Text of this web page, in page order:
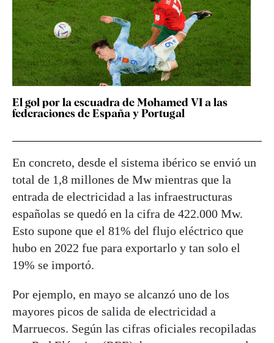
El gol por la escuadra de Mohamed VI a las
federaciones de España y Portugal
En concreto, desde el sistema ibérico se envió un
total de 1,8 millones de Mw mientras que la
entrada de electricidad a las infraestructuras
españolas se quedó en la cifra de 422.000 Mw.
Esto supone que el 81% del flujo eléctrico que
hubo en 2022 fue para exportarlo y tan solo el
19% se importó.
Por ejemplo, en mayo se alcanzó uno de los
mayores picos de salida de electricidad a
Marruecos. Según las cifras oficiales recopiladas